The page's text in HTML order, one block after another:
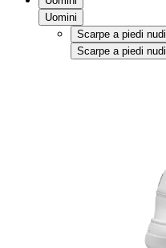
Uomini
Scarpe a piedi nudi
Scarpe a piedi nudi